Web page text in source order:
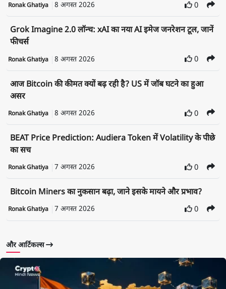
Ronak Ghatiya 8 अगस्त 2026 0
Grok Imagine 2.0 लॉन्च: xAI का नया AI इमेज जनरेशन टूल, जानें
फीचर्स
Ronak Ghatiya 8 अगस्त 2026 0
आज Bitcoin की कीमत क्यों बढ़ रही है? US में जॉब घटने का हुआ
असर
Ronak Ghatiya 8 अगस्त 2026 0
BEAT Price Prediction: Audiera Token में Volatility के पीछे
का सच
Ronak Ghatiya 7 अगस्त 2026 0
Bitcoin Miners का नुकसान बढ़ा, जाने इसके मायने और प्रभाव?
Ronak Ghatiya 7 अगस्त 2026 0
और आर्टिकल्स